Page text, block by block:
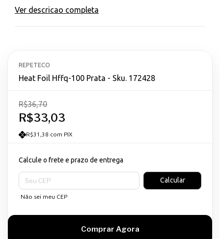
Ver descricao completa
REPETECO
Heat Foil Hffq-100 Prata - Sku. 172428
R$33,03
R$36,70
R$31,38 com PIX
Calcule o frete e prazo de entrega
Entregas para o CEP:
Calcular
Não sei meu CEP